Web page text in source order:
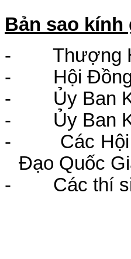
Bản sao kính
-
Thượng
-
Hội
-
Ủy Ban
-
Ủy Ban
-
Các
Đạo Quốc
-
Các thí